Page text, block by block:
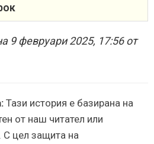
9 февруари 2025, 17:56 от
Тази история е базирана на
от наш читател или
С цел защита на